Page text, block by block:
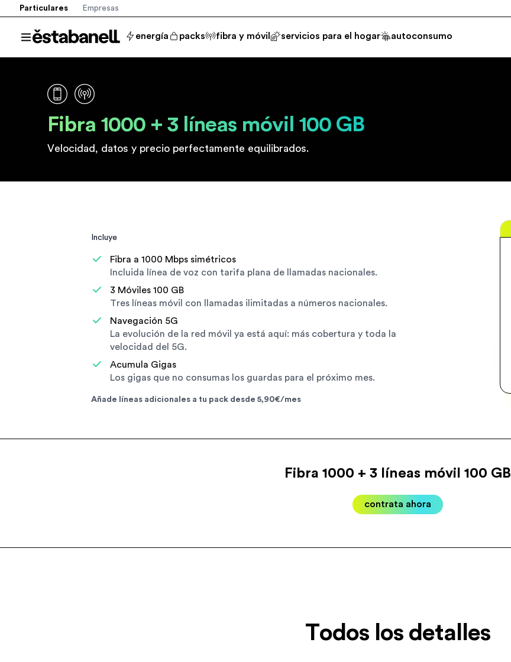
Particulares Empresas
Abrir menú
Estabanell energía packs fibra y móvil servicios para el hogar autoconsumo
Fibra 1000 + 3 líneas móvil 100 GB
Velocidad, datos y precio perfectamente equilibrados.
Incluye
Fibra a 1000 Mbps simétricos
Incluida línea de voz con tarifa plana de llamadas nacionales.
3 Móviles 100 GB
Tres líneas móvil con llamadas ilimitadas a números nacionales.
Navegación 5G
La evolución de la red móvil ya está aquí: más cobertura y toda la
velocidad del 5G.
Acumula Gigas
Los gigas que no consumas los guardas para el próximo mes.
Añade líneas adicionales a tu pack desde 5,90€/mes
Fibra 1000 + 3 líneas móvil 100 GB
contrata ahora
Todos los detalles